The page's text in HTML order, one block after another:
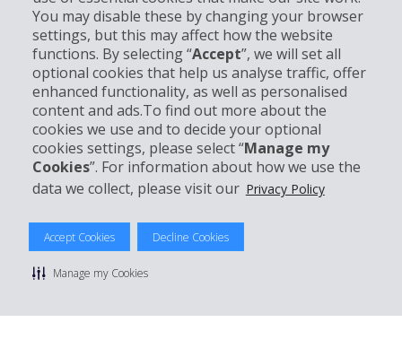
You may disable these by changing your browser
settings, but this may affect how the website
functions. By selecting “Accept”, we will set all
optional cookies that help us analyse traffic, offer
enhanced functionality, as well as personalised
content and ads.To find out more about the
cookies we use and to decide your optional
cookies settings, please select “Manage my
Cookies”. For information about how we use the
data we collect, please visit our Privacy Policy
Accept Cookies Decline Cookies
Manage my Cookies
Partner
Kundenservice
Mieten bei Hertz
© 2026 The Hertz System, Inc.
Datenschutzrichtlinie | Nutzungsbedingungen
Sitemap Cookies verwalten